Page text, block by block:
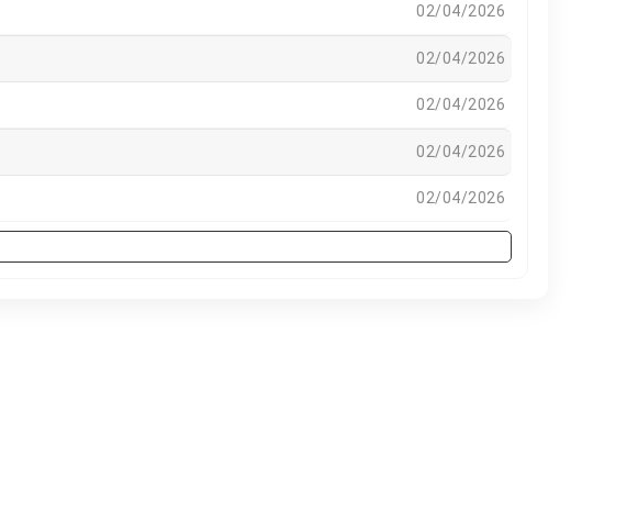
02/04/2026
02/04/2026
02/04/2026
02/04/2026
02/04/2026